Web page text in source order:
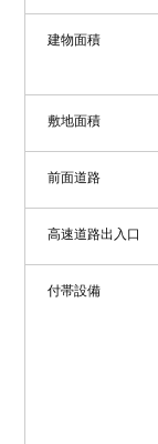
建物面積
敷地面積
前面道路
高速道路出入口
付帯設備